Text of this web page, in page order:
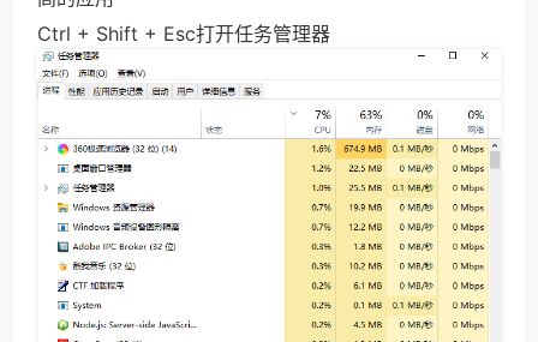
Ctrl + Shift + Esc打开任务管理器